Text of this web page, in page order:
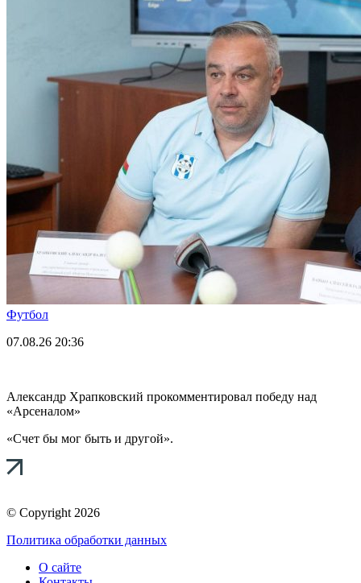
Футбол
07.08.26 20:36
Александр Храпковский прокомментировал победу над
«Арсеналом»
«Счет бы мог быть и другой».
© Copyright 2026
Политика обработки данных
О сайте